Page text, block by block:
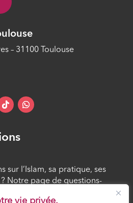
vie privée.
– 31100 Toulouse
sur l’Islam, sa pratique, ses
Notre page de questions-
réponses claires et accessibles